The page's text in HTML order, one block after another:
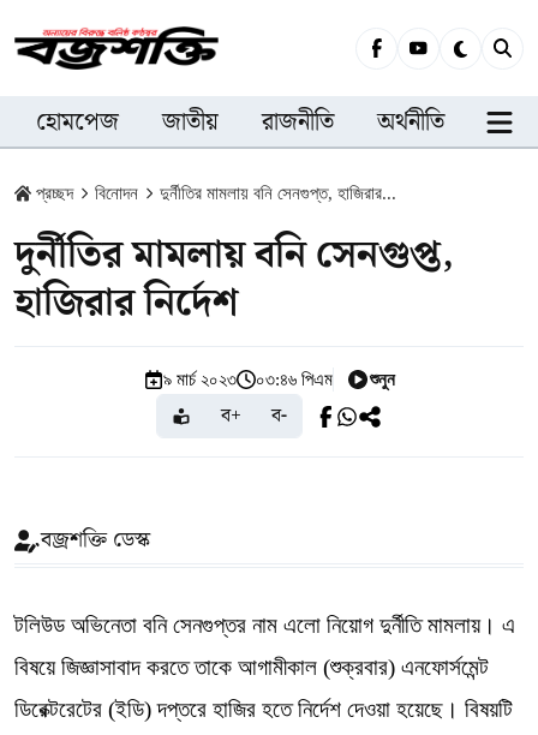
হোমপেজ জাতীয় রাজনীতি অর্থনীতি
প্রচ্ছদ বিনোদন দুর্নীতির মামলায় বনি সেনগুপ্ত, হাজিরার...
দুর্নীতির মামলায় বনি সেনগুপ্ত,
হাজিরার নির্দেশ
৯ মার্চ ২০২৩ ০৩:৪৬ পিএম শুনুন
ব+ ব-
বজ্রশক্তি ডেস্ক
টলিউড অভিনেতা বনি সেনগুপ্তর নাম এলো নিয়োগ দুর্নীতি মামলায়। এ
বিষয়ে জিজ্ঞাসাবাদ করতে তাকে আগামীকাল (শুক্রবার) এনফোর্সমেন্ট
ডিরেক্টরেটের (ইডি) দপ্তরে হাজির হতে নির্দেশ দেওয়া হয়েছে। বিষয়টি